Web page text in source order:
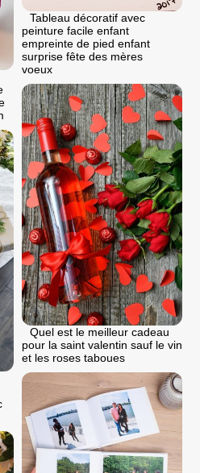
Tableau décoratif avec
peinture facile enfant
empreinte de pied enfant
surprise fête des mères
voeux
Quel est le meilleur cadeau
pour la saint valentin sauf le vin
et les roses taboues